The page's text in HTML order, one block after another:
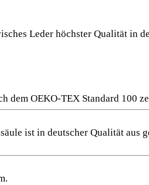
Leder höchster Qualität in
dem OEKO-TEX Standard 100
ist in deutscher Qualität aus